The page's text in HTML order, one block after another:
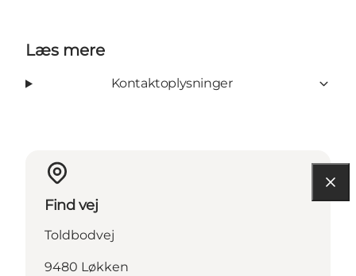
Læs mere
Kontaktoplysninger
Find vej
Toldbodvej
9480 Løkken